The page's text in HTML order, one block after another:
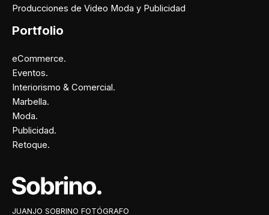
Producciones de Video Moda y Publicidad
Portfolio
eCommerce.
Eventos.
Interiorismo & Comercial.
Marbella.
Moda.
Publicidad.
Retoque.
JUANJO SOBRINO FOTÓGRAFO